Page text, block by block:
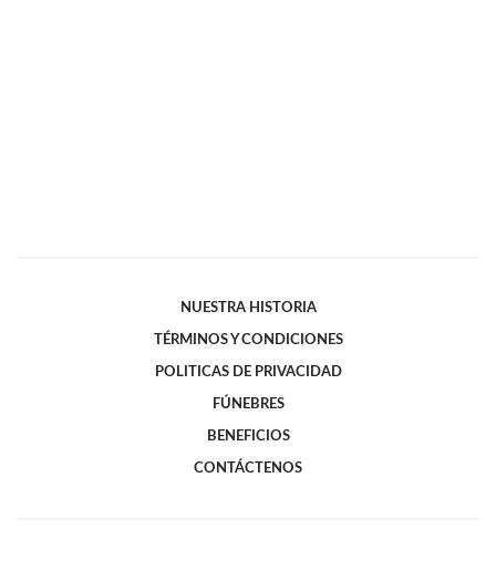
NUESTRA HISTORIA
TÉRMINOS Y CONDICIONES
POLITICAS DE PRIVACIDAD
FÚNEBRES
BENEFICIOS
CONTÁCTENOS